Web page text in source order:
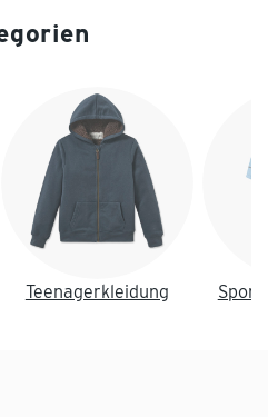
Teenagerkleidung